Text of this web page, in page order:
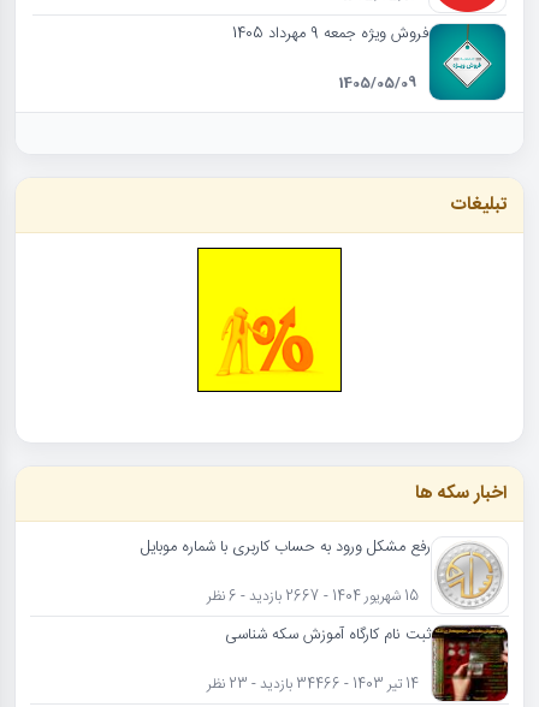
فروش ویژه جمعه 9 مهرداد 1405
1405/05/09
تبلیغات
اخبار سکه ها
رفع مشکل ورود به حساب کاربری با شماره موبایل
15 شهریور 1404 - 2667 بازدید - 6 نظر
ثبت نام کارگاه آموزش سکه شناسی
14 تیر 1403 - 34466 بازدید - 23 نظر